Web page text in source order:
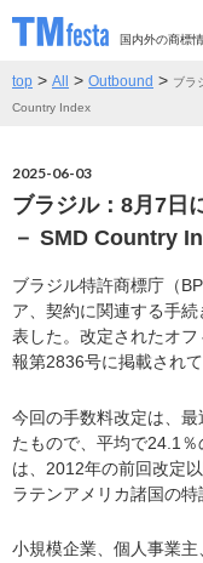
国内外の商標
SEMINAR/EVENT
CONTRIBUTORS
CONTACT お問い合わせ
top > All > Outbound > ブラ
Country Index
2025-06-03
ブラジル：8月7日
－ SMD Country
ブラジル特許商標庁（
ア、契約に関連する手
表した。改定されたオ
報第2836号に掲載され
今回の手数料改定は、
たもので、平均で24.1
は、2012年の前回改定
ラテンアメリカ諸国の特
小規模企業、個人事業